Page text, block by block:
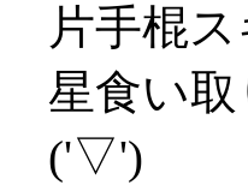
片手棍
星食い
('▽')